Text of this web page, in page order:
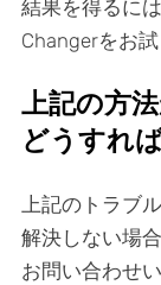
結果を得るに
Changerをお試
上記の方
どうすれ
上記のトラブ
解決しない場
お問い合わせ